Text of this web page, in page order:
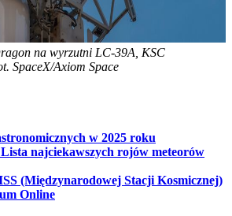
na wyrzutni LC-39A, KSC
SpaceX/Axiom Space
w 2025 roku
Lista najciekawszych rojów meteorów
(Międzynarodowej Stacji Kosmicznej)
Online